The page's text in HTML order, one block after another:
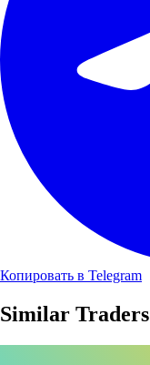
Копировать в Telegram
Similar Traders